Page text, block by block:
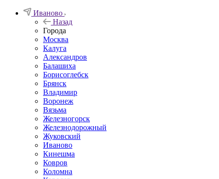
Иваново
Назад
Города
Москва
Калуга
Александров
Балашиха
Борисоглебск
Брянск
Владимир
Воронеж
Вязьма
Железногорск
Железнодорожный
Жуковский
Иваново
Кинешма
Ковров
Коломна